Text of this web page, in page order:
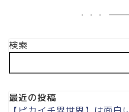
検索
最近の投稿